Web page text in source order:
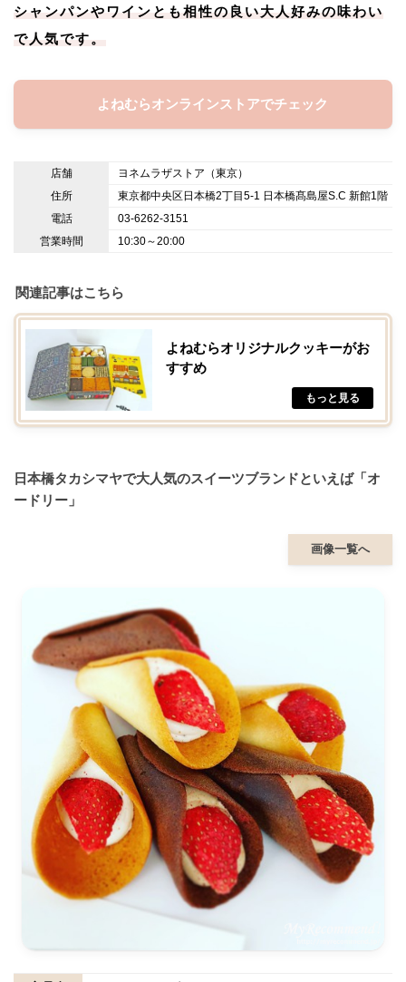
シャンパンやワインとも相性の良い大人好みの味わい
で人気です。
よねむらオンラインストアでチェック
店舗
ヨネムラザストア（東京）
住所
東京都中央区日本橋2丁目5-1 日本橋髙島屋S.C 新館1階
電話
03-6262-3151
営業時間
10:30～20:00
関連記事はこちら
よねむらオリジナルクッキーがお
すすめ
日本橋タカシマヤで大人気のスイーツブランドといえば「オ
ードリー」
画像一覧へ